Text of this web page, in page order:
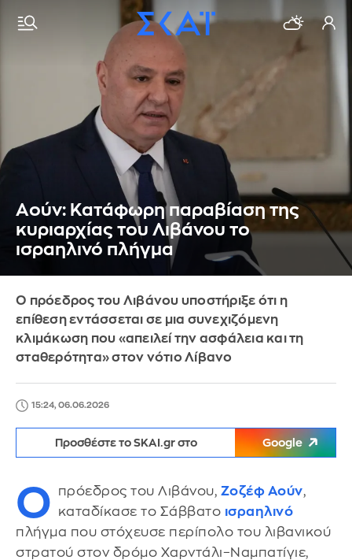
Αούν: Κατάφωρη παραβίαση της
κυριαρχίας του Λιβάνου το
ισραηλινό πλήγμα
Ο πρόεδρος του Λιβάνου υποστήριξε ότι η
επίθεση εντάσσεται σε μια συνεχιζόμενη
κλιμάκωση που «απειλεί την ασφάλεια και τη
σταθερότητα» στον νότιο Λίβανο
15:24, 06.06.2026
Προσθέστε το SKAI.gr στο Google
Ο πρόεδρος του Λιβάνου, Ζοζέφ Αούν,
καταδίκασε το Σάββατο ισραηλινό
πλήγμα που στόχευσε περίπολο του λιβανικού
στρατού στον δρόμο Χαρντάλι–Ναμπατίγιε,